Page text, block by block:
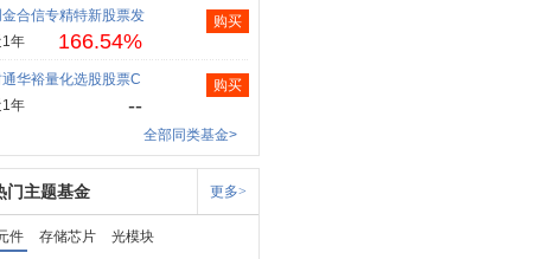
合信专精特新股票发
年
166.54%
购买
通华裕量化选股股票C
年
--
购买
全部同类基金>
门主题基金 更多>
件 存储芯片
光模块